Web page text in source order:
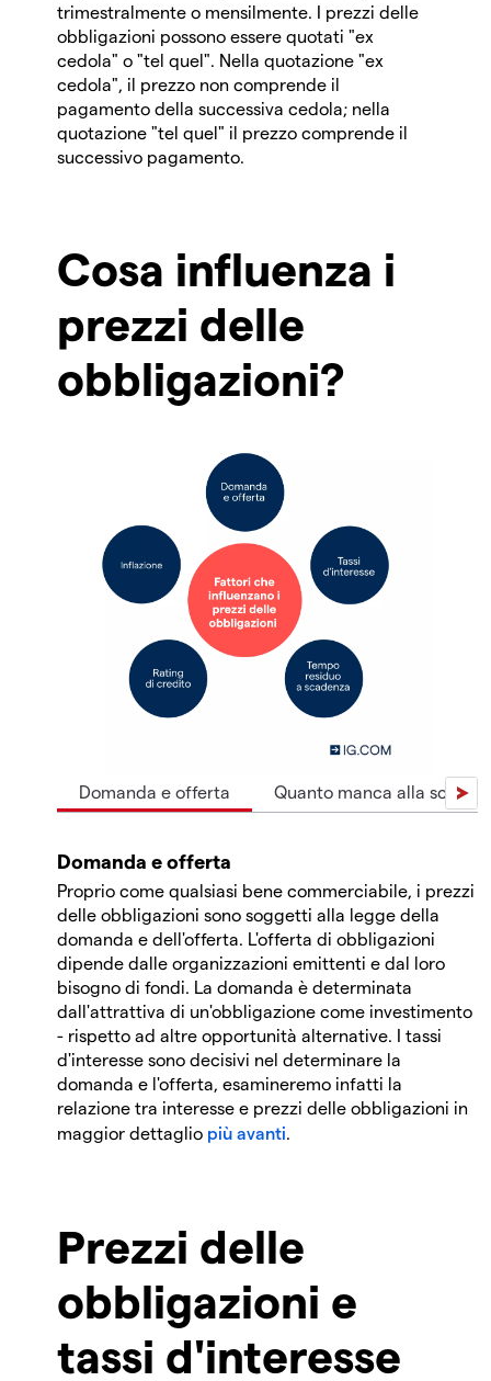
trimestralmente o mensilmente. I prezzi delle
obbligazioni possono essere quotati "ex
cedola" o "tel quel". Nella quotazione "ex
cedola", il prezzo non comprende il
pagamento della successiva cedola; nella
quotazione "tel quel" il prezzo comprende il
successivo pagamento.
Cosa influenza i
prezzi delle
obbligazioni?
Domanda e offerta Quanto manca alla
Domanda e offerta
Proprio come qualsiasi bene commerciabile, i prezzi
delle obbligazioni sono soggetti alla legge della
domanda e dell'offerta. L'offerta di obbligazioni
dipende dalle organizzazioni emittenti e dal loro
bisogno di fondi. La domanda è determinata
dall'attrattiva di un'obbligazione come investimento
- rispetto ad altre opportunità alternative. I tassi
d'interesse sono decisivi nel determinare la
domanda e l'offerta, esamineremo infatti la
relazione tra interesse e prezzi delle obbligazioni in
maggior dettaglio più avanti.
Prezzi delle
obbligazioni e
tassi d'interesse